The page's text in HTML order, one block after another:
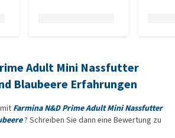
Adult Mini Nassfutter
Blaubeere Erfahrungen
Farmina N&D Prime Adult Mini Nassfutter
? Schreiben Sie dann eine Bewertung zu